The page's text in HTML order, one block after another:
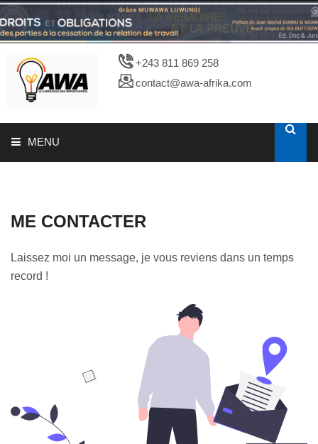
+243 811 869 258
contact@awa-afrika.com
MENU
CATALOGUES
PHOTOTHEQUE
ME CONTACTER
Laissez moi un message, je vous reviens dans un temps
record !